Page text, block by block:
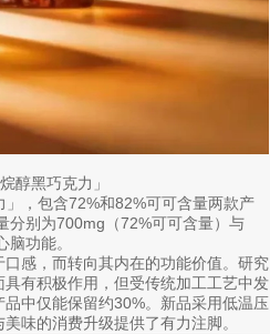
醇黑巧克力」
，包含72%和82%可可含量两款产
分别为700mg（72%可可含量）与
功能。
感，而转向其内在的功能价值。研究
有积极作用，但受传统加工工艺中发
中仅能保留约30%。新品采用低温压
味的消费升级提供了有力注脚。